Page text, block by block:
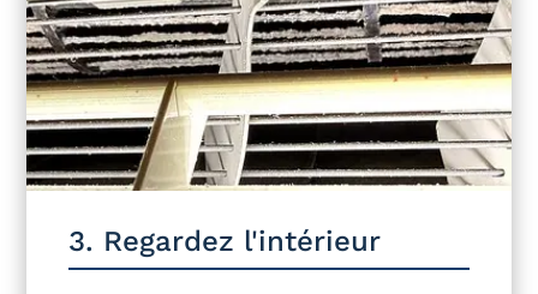
3. Regardez l'intérieur